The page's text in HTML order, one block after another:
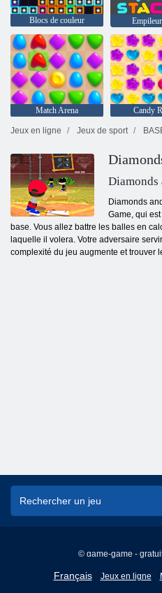
Blocs de couleur
Match Arena Candy
Jeux en ligne
Jeux de sport
Diamonds
Diamonds
Game, qui
base. Vous allez battre les balles en
laquelle il volera. Votre adversaire
complexité du jeu augmente et trouver
© game-game -
Français
English
Jeux en ligne